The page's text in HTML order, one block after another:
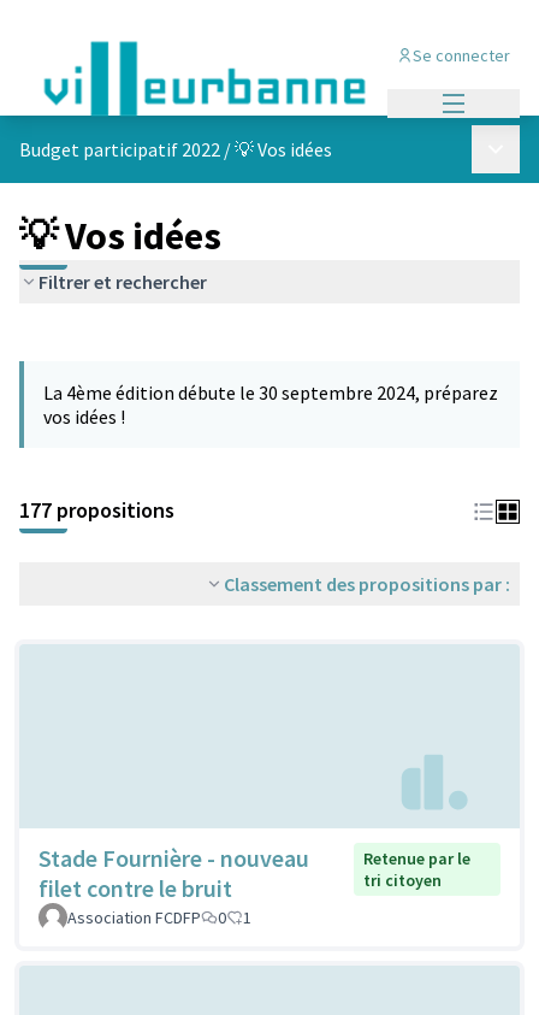
Se connecter
Budget participatif 2022 /💡 Vos idées
💡 Vos idées
Filtrer et rechercher
−
La 4ème édition débute le 30 septembre 2024, préparez
vos idées !
177 propositions
Classement des propositions par :
Stade Fournière - nouveau
filet contre le bruit
Retenue par le
tri citoyen
Association FCDFP
0 1